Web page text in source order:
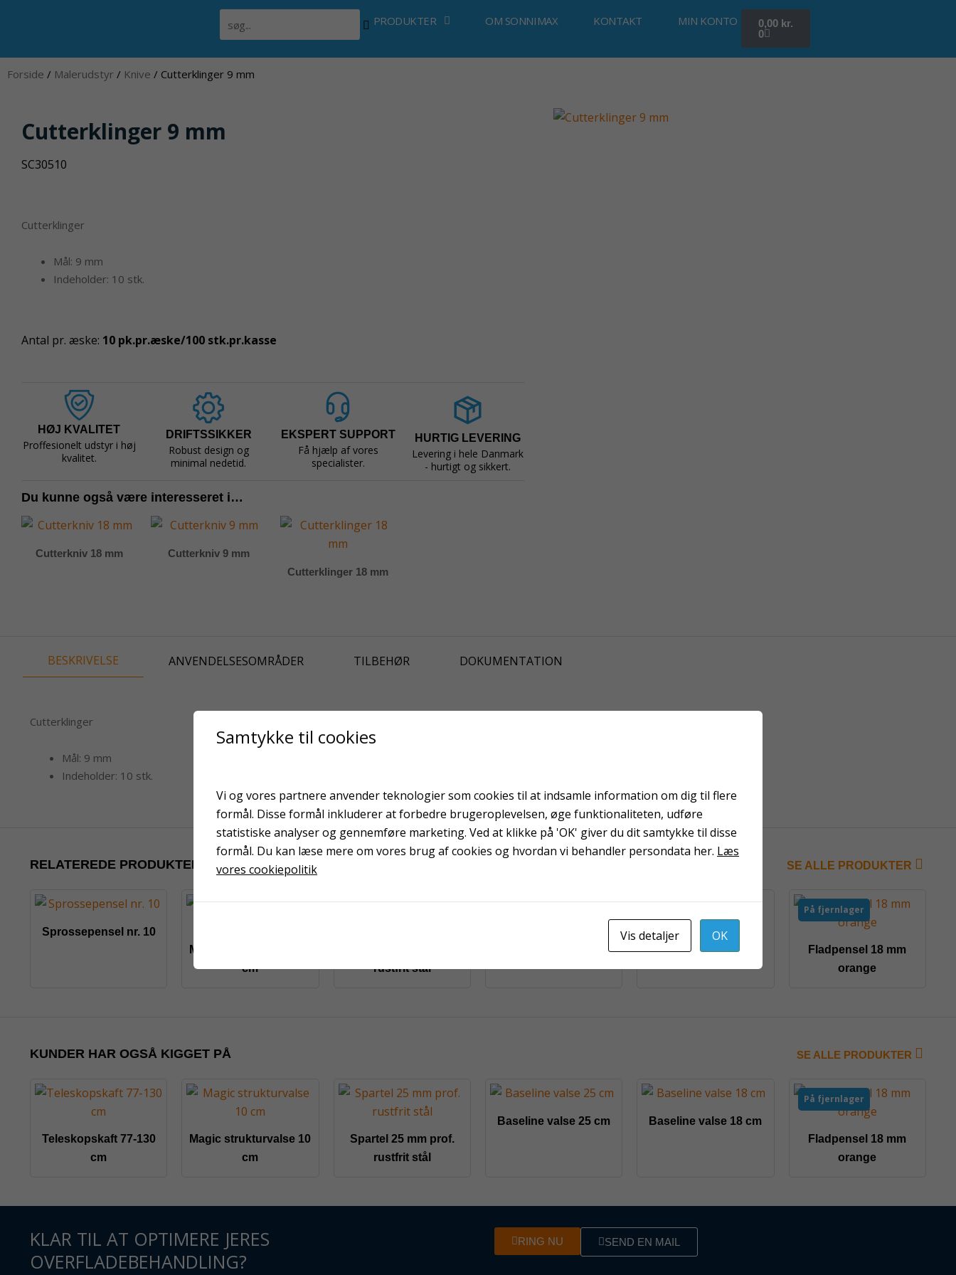
PRODUKTER OM SONNIMAX KONTAKT MIN KONTO 0,00 kr.
0
Forside / Malerudstyr / Knive / Cutterklinger 9 mm
Cutterklinger 9 mm
SC30510
Cutterklinger
Mål: 9 mm
Indeholder: 10 stk.
Antal pr. æske: 10 pk.pr.æske/100 stk.pr.kasse
HØJ KVALITET
Proffesionelt udstyr i høj
kvalitet.
DRIFTSSIKKER
Robust design og
minimal nedetid.
EKSPERT SUPPORT
Få hjælp af vores
specialister.
HURTIG LEVERING
Levering i hele Danmark
- hurtigt og sikkert.
Du kunne også være interesseret i…
Cutterkniv 18 mm
Cutterkniv 9 mm
Cutterklinger 18 mm
BESKRIVELSE ANVENDELSESOMRÅDER TILBEHØR DOKUMENTATION
Cutterklinger
Mål: 9 mm
Indeholder: 10 stk.
RELATEREDE PRODUKTER SE ALLE PRODUKTER
Sprossepensel nr. 10
Magic strukturvalse 10
cm
rustfrit stål
Spartel 20 cm bred
På fjernlager
Fladpensel 18 mm
orange
KUNDER HAR OGSÅ KIGGET PÅ SE ALLE PRODUKTER
Teleskopskaft 77-130
cm
Magic strukturvalse 10
cm
Spartel 25 mm prof.
rustfrit stål
Baseline valse 25 cm Baseline valse 18 cm
På fjernlager
Fladpensel 18 mm
orange
KLAR TIL AT OPTIMERE JERES
OVERFLADEBEHANDLING?
RING NU SEND EN MAIL
Samtykke til cookies
Vi og vores partnere anvender teknologier som cookies til at indsamle information om dig til flere
formål. Disse formål inkluderer at forbedre brugeroplevelsen, øge funktionaliteten, udføre
statistiske analyser og gennemføre marketing. Ved at klikke på 'OK' giver du dit samtykke til disse
formål. Du kan læse mere om vores brug af cookies og hvordan vi behandler persondata her. Læs
vores cookiepolitik
Vis detaljer OK